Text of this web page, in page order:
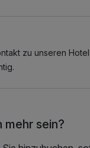
zu unseren
mehr sein?